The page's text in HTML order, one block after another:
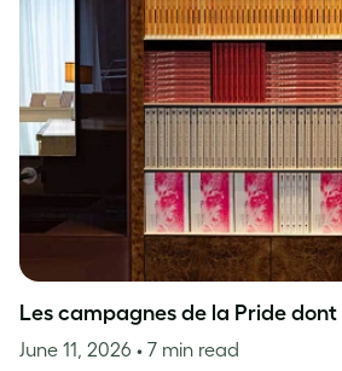
Les campagnes de la Pride dont
June 11, 2026 • 7 min read